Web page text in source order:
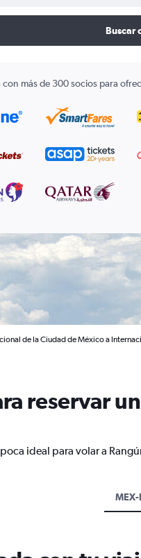
Buscar
con más de 300 socios para
de la Ciudad de México a
reservar
ideal para volar a
MEX-